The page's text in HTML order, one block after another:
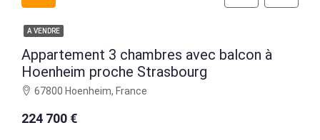
A VENDRE
Appartement 3 chambres avec balcon à
Hoenheim proche Strasbourg
67800 Hoenheim, France
224 700 €